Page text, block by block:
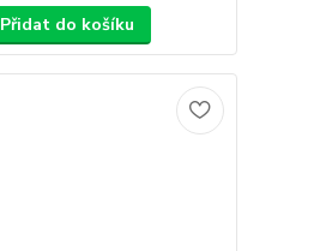
Přidat do košíku